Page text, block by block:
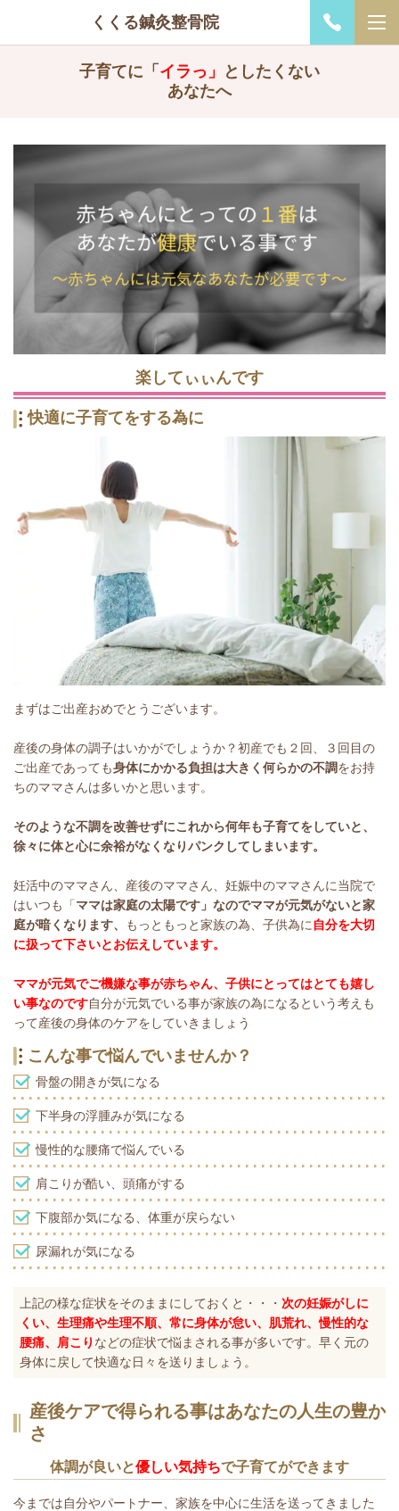
くくる鍼灸整骨院
子育てに「 イラっ」 としたくない
あなたへ
楽してぃぃんです
快適に子育てをする為に
まずはご出産おめでとうございます。
産後の身体の調子はいかがでしょうか？初産でも２回、３回目の
ご出産であっても身体にかかる負担は大きく何らかの不調をお持
ちのママさんは多いかと思います。
そのような不調を改善せずにこれから何年も子育てをしていと、
徐々に体と心に余裕がなくなりパンクしてしまいます。
妊活中のママさん、産後のママさん、妊娠中のママさんに当院で
はいつも「ママは家庭の太陽です」なのでママが元気がないと家
庭が暗くなります、
もっともっと家族の為、子供為に 自分を大切
に扱って下さいとお伝えしています。
ママが元気でご機嫌な事が赤ちゃん、子供にとってはとても嬉し
い事なのです自分が元気でいる事が家族の為になるという考えも
って産後の身体のケアをしていきましょう
こんな事で悩んでいませんか？
骨盤の開きが気になる
下半身の浮腫みが気になる
慢性的な腰痛で悩んでいる
肩こりが酷い、頭痛がする
下腹部か気になる、体重が戻らない
尿漏れが気になる
上記の様な症状をそのままにしておくと・・・ 次の妊娠がしに
くい、生理痛や生理不順、常に身体が怠い、肌荒れ、慢性的な
腰痛、肩こり などの症状で悩まされる事が多いです。早く元の
身体に戻して快適な日々を送りましょう。
産後ケアで得られる事はあなたの人生の豊か
さ
体調が良いと優しい気持ちで子育てができます
今までは自分やパートナー、家族を中心に生活を送ってきました